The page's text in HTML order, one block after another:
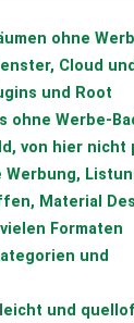
ohne
Cloud
und Root
ohne Werbe-
von hier
Werbung,
Material
Formaten
und
leicht und